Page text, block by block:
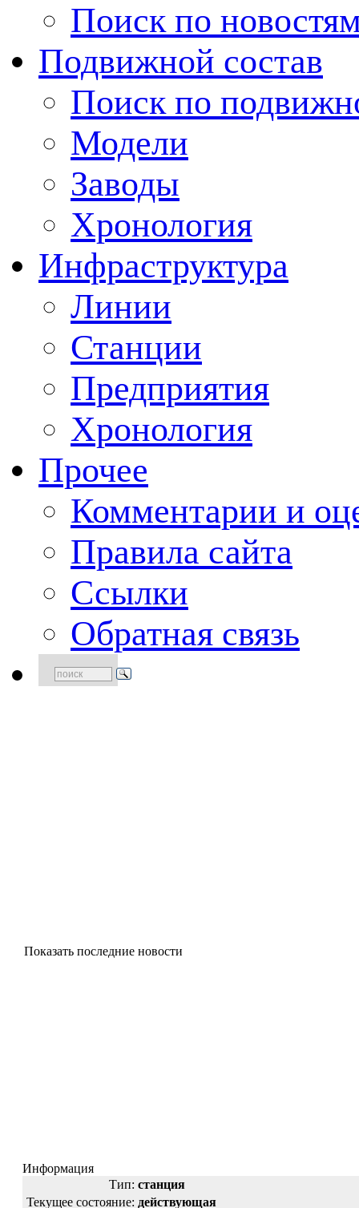
Поиск по
Подвижной состав
Поиск по
Модели
Заводы
Хронология
Инфраструктура
Линии
Станции
Предприятия
Хронология
Прочее
Комментарии и
Правила сайта
Ссылки
Обратная связь
Показать последние новости
Информация
Тип: станция
Текущее состояние: действующая